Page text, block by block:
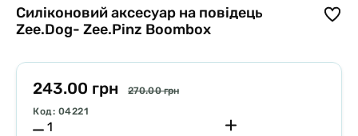
Силіконовий аксесуар на повідець
Zee.Dog- Zee.Pinz Boombox
243.00 грн
270.00 грн
Код: 04221